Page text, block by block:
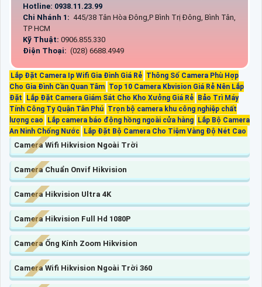
Hotline: 0938.11.23.99
Chi Nhánh 1: 445/38 Tân Hòa Đông,P Bình Trị Đông, Bình Tân,
TP HCM
Kỹ Thuật: 0906.855.330
Điện Thoại: (028) 6688.4949
Lắp Đặt Camera Ip Wifi Gia Đình Giá Rẻ Thông Số Camera Phù Hợp
Cho Gia Đình Cần Quan Tâm Top 10 Camera Kbvision Giá Rẻ Nên Lắp
Đặt
Lắp Đặt Camera Giám Sát Cho Kho Xưởng Giá Rẻ Bảo Trì Máy
Tính Công Ty Quận Tân Phú Trọn bộ camera khu công nghiệp chất
lượng cao
Lắp camera báo động hồng ngoài cửa hàng Lắp Bộ Camera
An Ninh Chống Nước Lắp Đặt Bộ Camera Cho Tiệm Vàng Độ Nét Cao
Camera Wifi Hikvision Ngoài Trời
Camera Chuẩn Onvif Hikvision
Camera Hikvision Ultra 4K
Camera Hikvision Full Hd 1080P
Camera Ống Kính Zoom Hikvision
Camera Wifi Hikvision Ngoài Trời 360